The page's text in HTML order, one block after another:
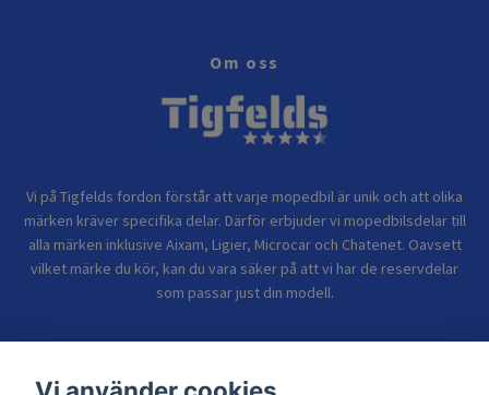
Om oss
Vi på Tigfelds fordon förstår att varje mopedbil är unik och att olika
märken kräver specifika delar. Därför erbjuder vi mopedbilsdelar till
alla märken inklusive Aixam, Ligier, Microcar och Chatenet. Oavsett
vilket märke du kör, kan du vara säker på att vi har de reservdelar
som passar just din modell.